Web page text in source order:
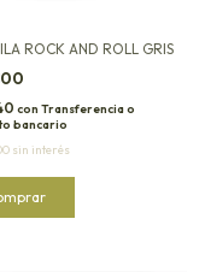
ROCK AND ROLL GRIS
con Transferencia o
bancario
sin interés